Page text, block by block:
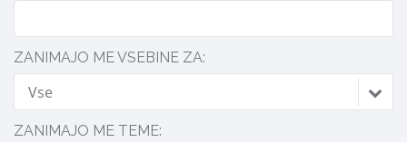
ZANIMAJO ME VSEBINE ZA:
Vse
ZANIMAJO ME TEME: